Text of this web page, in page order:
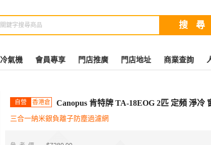
冷氣機 會員專享 門店推廣 門店地址 商業查詢
自營 香港倉 Canopus 肯特牌 TA-18EOG 2匹 定頻 淨冷
三合一納米銀負離子防塵過濾網